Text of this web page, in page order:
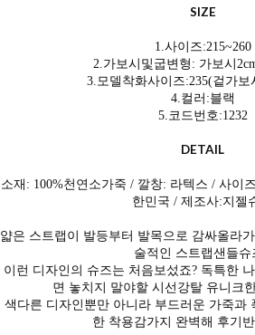
SIZE
1.사이즈:215~260
2.가보시및굽변형: 가보시
3.모델착화사이즈:235(겉가보
4.컬러:블랙
5.코드번호:1232
DETAIL
소재: 100%천연소가죽 / 깔창: 라텍스 / 사이
한민국 / 제조사:지젤
얇은 스트랩이 발등부터 발목으로 감싸올라
술적인 스트랩샌들슈
이런 디자인의 슈즈는 처음보섰죠? 독특한
면 놓치지 말야할 시선강탈 유니크
색다른 디자인뿐만 아니라 부드러운 가죽과
한 착용감가지 완벽해 후기